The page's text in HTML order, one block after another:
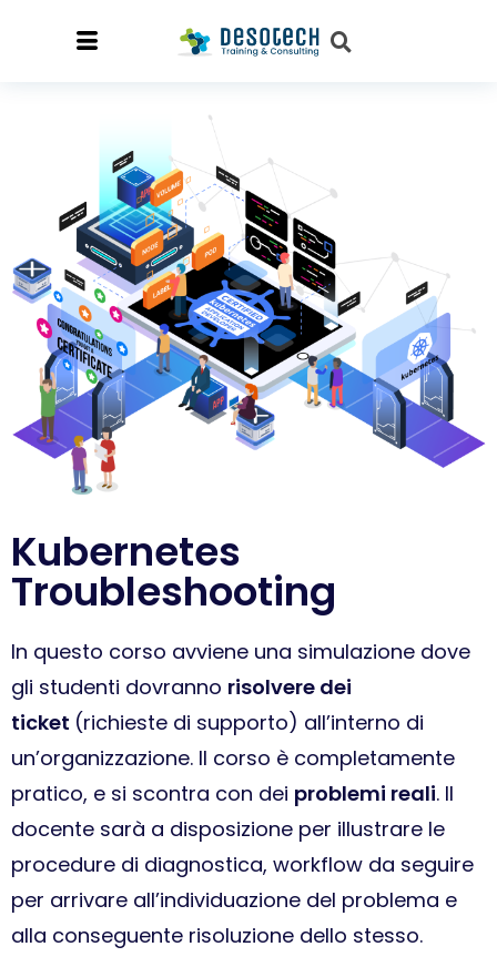
Kubernetes
Troubleshooting
In questo corso avviene una simulazione dove
gli studenti dovranno risolvere dei
ticket (richieste di supporto) all’interno di
un’organizzazione. Il corso è completamente
pratico, e si scontra con dei problemi reali. Il
docente sarà a disposizione per illustrare le
procedure di diagnostica, workflow da seguire
per arrivare all’individuazione del problema e
alla conseguente risoluzione dello stesso.